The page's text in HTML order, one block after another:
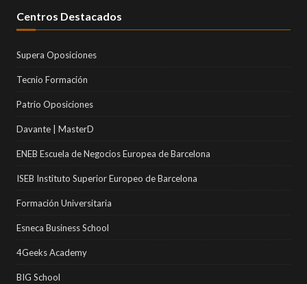
Centros Destacados
Supera Oposiciones
Tecnio Formación
Patrio Oposiciones
Davante | MasterD
ENEB Escuela de Negocios Europea de Barcelona
ISEB Instituto Superior Europeo de Barcelona
Formación Universitaria
Esneca Business School
4Geeks Academy
BIG School